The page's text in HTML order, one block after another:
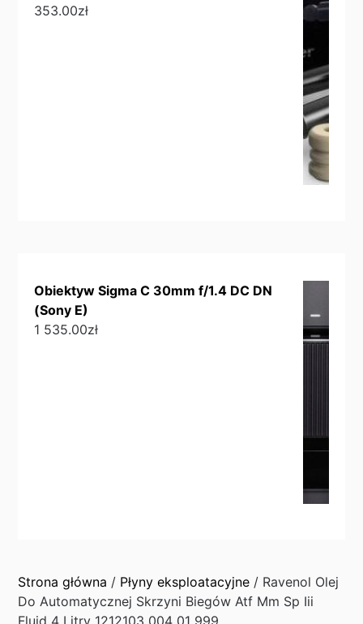
353.00zł
Obiektyw Sigma C 30mm f/1.4 DC DN
(Sony E)
1 535.00zł
Strona główna / Płyny eksploatacyjne / Ravenol Olej
Do Automatycznej Skrzyni Biegów Atf Mm Sp Iii
Fluid 4 Litry 1212103 004 01 999